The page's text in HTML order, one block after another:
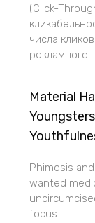
(Click-
числа
рекламного
Material
Phimosis
wanted
focus